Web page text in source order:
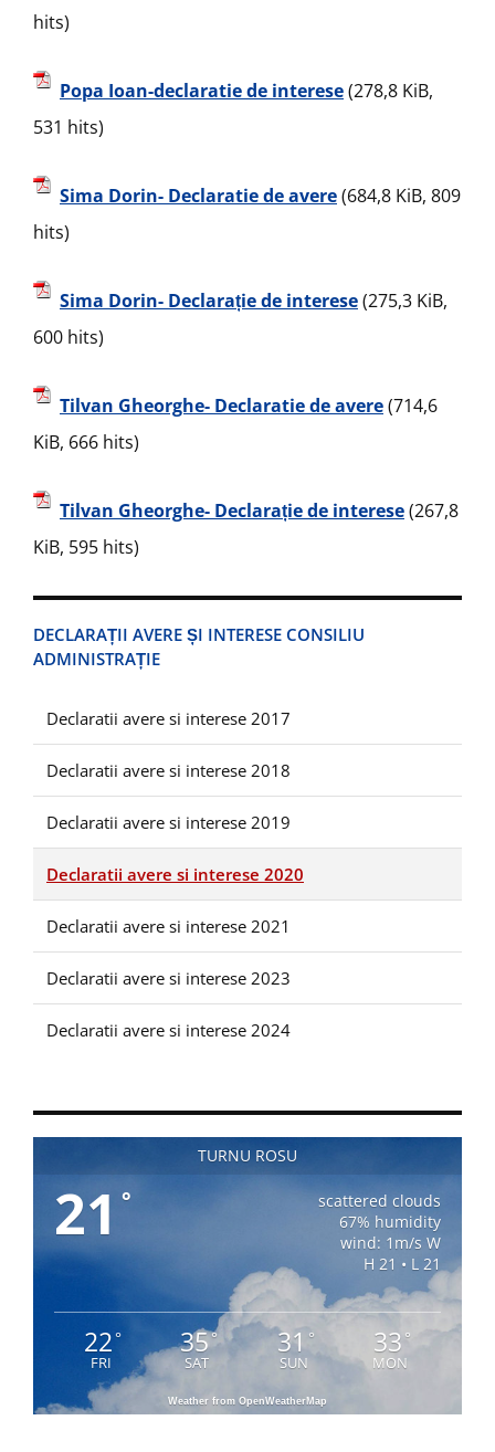
hits)
Popa Ioan-declaratie de interese(278,8 KiB,
531 hits)
Sima Dorin- Declaratie de avere(684,8 KiB, 809
hits)
Sima Dorin- Declarație de interese(275,3 KiB,
600 hits)
Tilvan Gheorghe- Declaratie de avere(714,6
KiB, 666 hits)
Tilvan Gheorghe- Declarație de interese(267,8
KiB, 595 hits)
DECLARAȚII AVERE ȘI INTERESE CONSILIU
ADMINISTRAȚIE
Declaratii avere si interese 2017
Declaratii avere si interese 2018
Declaratii avere si interese 2019
Declaratii avere si interese 2020
Declaratii avere si interese 2021
Declaratii avere si interese 2023
Declaratii avere si interese 2024
TURNU ROSU
21 °
scattered clouds
67% humidity
wind: 1m/s W
H 21 • L 21
22°
FRI
35°
SAT
31 °
SUN
33 °
MON
Weather from OpenWeatherMap